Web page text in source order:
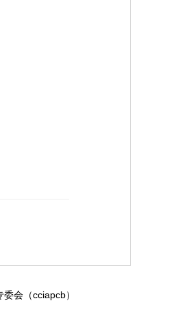
会（cciapcb）